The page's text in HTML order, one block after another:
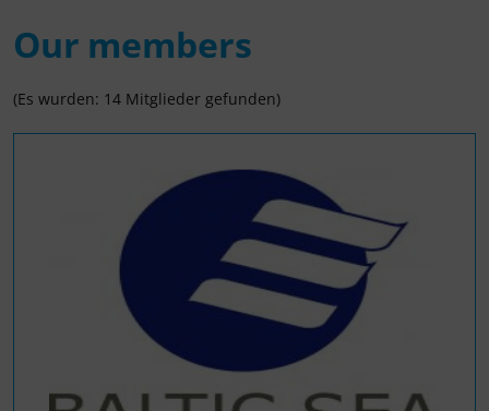
Our members
(Es wurden: 14 Mitglieder gefunden)